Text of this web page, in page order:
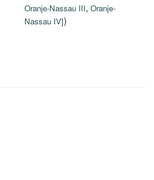
Oranje-Nassau III, Oranje-
Nassau IV])